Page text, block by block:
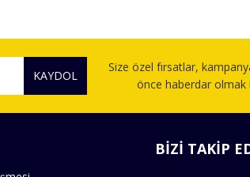
KAYDOL
Size özel fırsatlar,
önce haberdar olmak
BİZİ TAKİP